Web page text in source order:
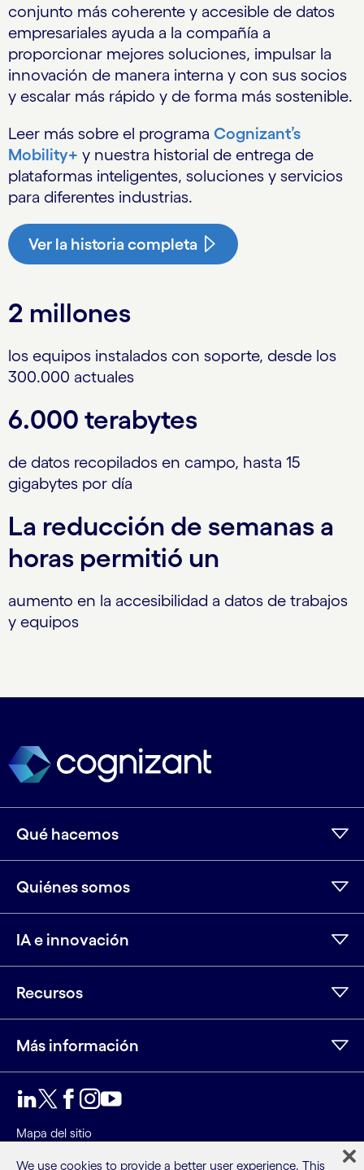
conjunto más coherente y accesible de datos
empresariales ayuda a la compañía a
proporcionar mejores soluciones, impulsar la
innovación de manera interna y con sus socios
y escalar más rápido y de forma más sostenible.
Leer más sobre el programa Cognizant’s
Mobility+ y nuestra historial de entrega de
plataformas inteligentes, soluciones y servicios
para diferentes industrias.
Ver la historia completa
2 millones
los equipos instalados con soporte, desde los
300.000 actuales
6.000 terabytes
de datos recopilados en campo, hasta 15
gigabytes por día
La reducción de semanas a
horas permitió un
aumento en la accesibilidad a datos de trabajos
y equipos
Qué hacemos
Quiénes somos
IA e innovación
Recursos
Más información
Mapa del sitio
We use cookies to provide a better user experience. This